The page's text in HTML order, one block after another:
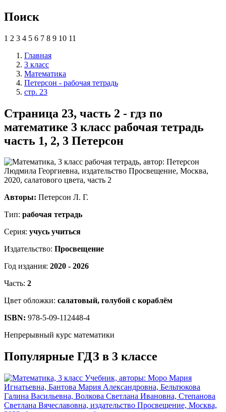
Поиск
1 2 3 4 5 6 7 8 9 10 11
Главная
3 класс
Математика
Петерсон - рабочая тетрадь
стр. 23
Страница 23, часть 2 - гдз по
математике 3 класс рабочая тетрадь
часть 1, 2, 3 Петерсон
Авторы: Петерсон Л. Г.
Тип: рабочая тетрадь
Серия: учусь учиться
Издательство: Просвещение
Год издания: 2020 - 2026
Часть: 2
Цвет обложки: салатовый, голубой с кораблём
ISBN: 978-5-09-112448-4
Непрерывный курс математики
Популярные ГДЗ в 3 классе